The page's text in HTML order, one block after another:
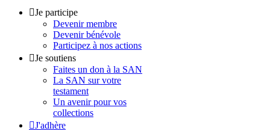
Je participe
Devenir membre
Devenir bénévole
Participez à nos actions
Je soutiens
Faites un don à la SAN
La SAN sur votre
testament
Un avenir pour vos
collections
J'adhère